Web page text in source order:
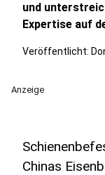
und
Expertise auf
Veröffentlicht:
Anzeige
Chinas